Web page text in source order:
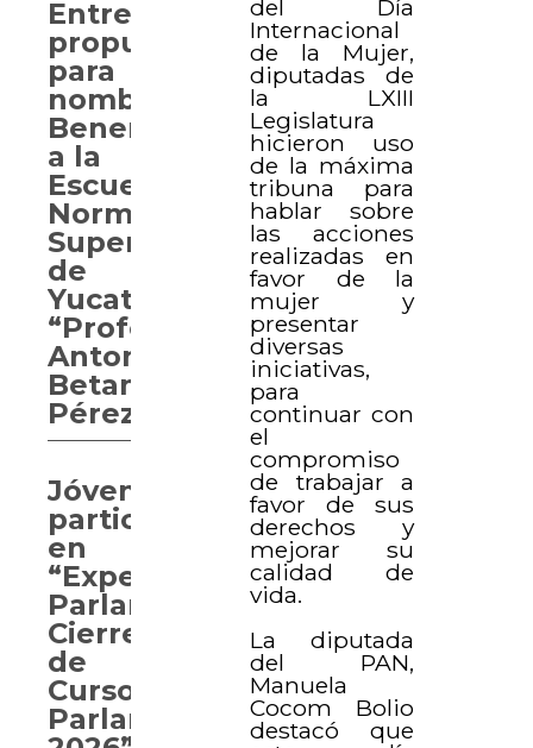
del Día
Internacional
de la Mujer,
diputadas de
la LXIII
Legislatura
hicieron uso
de la máxima
tribuna para
hablar sobre
las acciones
realizadas en
favor de la
mujer y
presentar
diversas
iniciativas,
para
continuar con
el
compromiso
de trabajar a
favor de sus
derechos y
mejorar su
calidad de
vida.
La diputada
del PAN,
Manuela
Cocom Bolio
destacó que
Entregan
propuesta
para
nombrar
Benemérita
a la
Escuela
Normal
Superior
de
Yucatán
“Profesor
Antonio
Betancourt
Pérez”
Jóvenes
participan
en
“Experiencia
Parlamentaria.
Cierre
de
Curso
Parlamentario